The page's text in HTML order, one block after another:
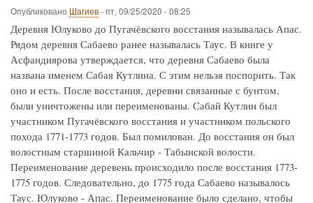
Опубликовано Шагиев-пт, 09/25/2020 - 08:25
Деревня Юлуково до Пугачёвского восстания называлась Апас.
Рядом деревня Сабаево ранее называлась Таус. В книге у
Асфандиярова утверждается, что деревня Сабаево была
названа именем Сабая Кутлина. С этим нельзя поспорить. Так
оно и есть. После восстания, деревни связанные с бунтом,
были уничтожены или переименованы. Сабай Кутлин был
участником Пугачёвского восстания и участником польского
похода 1771-1773 годов. Был помилован. До восстания он был
волостным старшиной Кальчир - Табынской волости.
Переименование деревень происходило после восстания 1773-
1775 годов. Следовательно, до 1775 года Сабаево называлось
Таус. Юлуково - Апас. Переименование было сделано, чтобы